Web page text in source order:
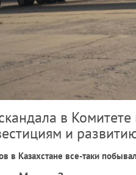
в
и
в Казахстане все-таки